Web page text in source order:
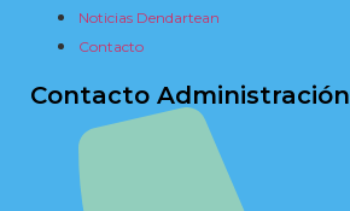
Noticias Dendartean
Contacto
Contacto Administración